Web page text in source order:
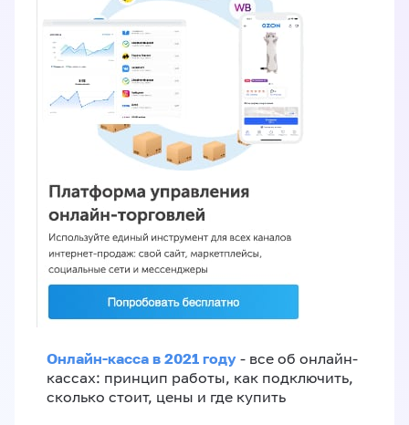
Онлайн-касса в 2021 году - все об онлайн-
кассах: принцип работы, как подключить,
сколько стоит, цены и где купить